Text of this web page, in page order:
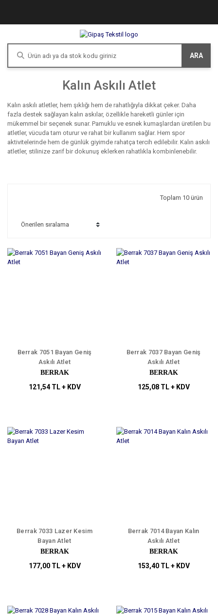
ARA
Kalın Askılı Atlet
Kalın askılı atletler, hem şıklığı hem de rahatlığıyla dikkat çeker. Daha
fazla destek sağlayan kalın askılar, özellikle hareketli günler için
mükemmel bir seçenek sunar. Pamuklu ve esnek kumaşlardan üretilen bu
atletler, vücuda tam oturur ve rahat bir kullanım sağlar. Hem spor
aktivitelerinde hem de günlük giyimde rahatça tercih edilebilir. Kalın askılı
atletler, stilinize zarif bir dokunuş eklerken rahatlıkla kombinlenebilir.
Toplam 10 ürün
Berrak 7051 Bayan Geniş
Askılı Atlet
BERRAK
121,54 TL + KDV
Berrak 7037 Bayan Geniş
Askılı Atlet
BERRAK
125,08 TL + KDV
Berrak 7033 Lazer Kesim
Bayan Atlet
BERRAK
177,00 TL + KDV
Berrak 7014 Bayan Kalın
Askılı Atlet
BERRAK
153,40 TL + KDV